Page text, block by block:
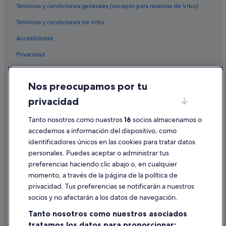
Barcelo hoteles en Los Cristianos
Villas en Playa de las Américas
Melia hoteles en El Duque
Hoteles cerca de Playa El Bobo
Hoteles con conserje en Playa de las Américas
Princess Hotels en Los Cristianos
Nh Hotels en Costa Adeje
Marriott Hotels & Resorts en Los Cristianos
Iberostar hoteles en San Eugenio
Melia hoteles en Playa de las Américas
Barcelo hoteles en Costa Adeje
Hoteles LGTBQIA en Playa de las Américas
Hoteles para ir de compras en Playa de las Américas
Bahia Principe hoteles en Playa de las Américas
Términos y condiciones generales (excepto para reservas de Vrbo)
Términos y condiciones de Vrbo
Accesibilidad
Privacidad
Condiciones de uso
Información legal/contacto
Pautas sobre el contenido y cómo denunciar contenido
Ayuda
Cancelar un vuelo
Cancelar una reserva de hotel o de un alquiler vacacional
Plazos de reembolso
Nos preocupamos por tu
privacidad
Tanto nosotros como nuestros16 socios almacenamos o
accedemos a información del dispositivo, como
identificadores únicos en las cookies para tratar datos
personales. Puedes aceptar o administrar tus
preferencias haciendo clic abajo o, en cualquier
momento, a través de la página de la política de
privacidad. Tus preferencias se notificarán a nuestros
socios y no afectarán a los datos de navegación.
Tanto nosotros como nuestros asociados